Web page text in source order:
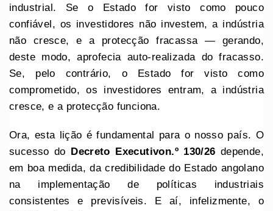
industrial. Se o Estado for visto como pouco
confiável, os investidores não investem, a indústria
não cresce, e a protecção fracassa — gerando,
deste modo, aprofecia auto-realizada do fracasso.
Se, pelo contrário, o Estado for visto como
comprometido, os investidores entram, a indústria
cresce, e a protecção funciona.
Ora, esta lição é fundamental para o nosso país. O
sucesso do
Decreto Executivon.º 130/26 depende,
em boa medida, da credibilidade do Estado angolano
na implementação de políticas industriais
consistentes e previsíveis. E aí, infelizmente, o